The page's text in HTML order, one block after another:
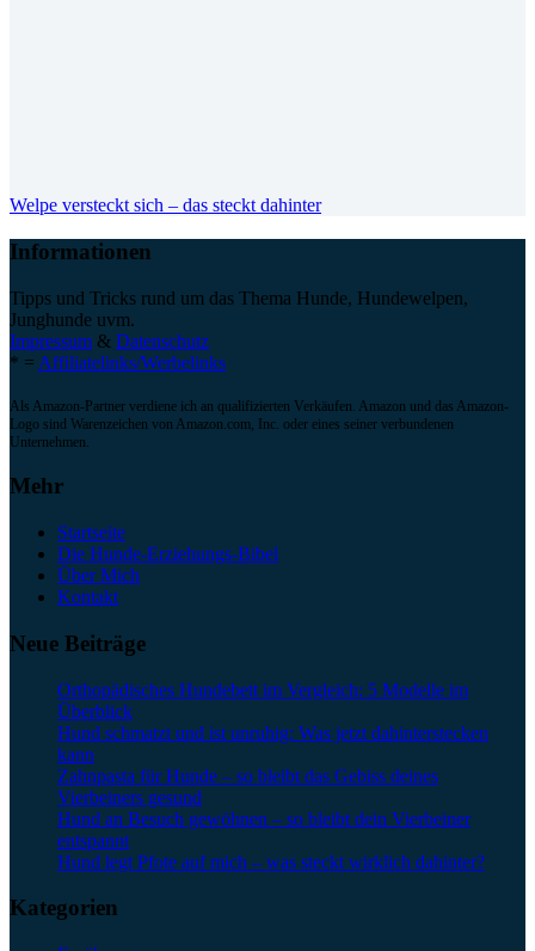
Welpe versteckt sich – das steckt dahinter
Informationen
Tipps und Tricks rund um das Thema Hunde, Hundewelpen,
Junghunde uvm.
Impressum & Datenschutz
* = Affiliatelinks/Werbelinks
Als Amazon-Partner verdiene ich an qualifizierten Verkäufen. Amazon und das Amazon-
Logo sind Warenzeichen von Amazon.com, Inc. oder eines seiner verbundenen
Unternehmen.
Mehr
Startseite
Die Hunde-Erziehungs-Bibel
Über Mich
Kontakt
Neue Beiträge
Orthopädisches Hundebett im Vergleich: 5 Modelle im
Überblick
Hund schmatzt und ist unruhig: Was jetzt dahinterstecken
kann
Zahnpasta für Hunde – so bleibt das Gebiss deines
Vierbeiners gesund
Hund an Besuch gewöhnen – so bleibt dein Vierbeiner
entspannt
Hund legt Pfote auf mich – was steckt wirklich dahinter?
Kategorien